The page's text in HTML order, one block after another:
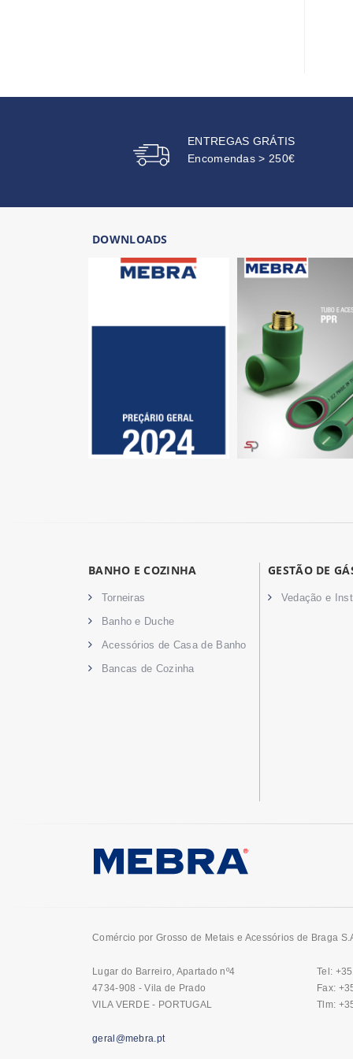
ENTREGAS GRÁTIS
Encomendas > 250€
DOWNLOADS
BANHO E COZINHA
Torneiras
Banho e Duche
Acessórios de Casa de Banho
Bancas de Cozinha
GESTÃO DE
Vedação e
Comércio por Grosso de Metais e Acessórios de Braga
Lugar do Barreiro, Apartado nº4
4734-908 - Vila de Prado
VILA VERDE - PORTUGAL
Tel:
Fax:
Tlm:
geral@mebra.pt